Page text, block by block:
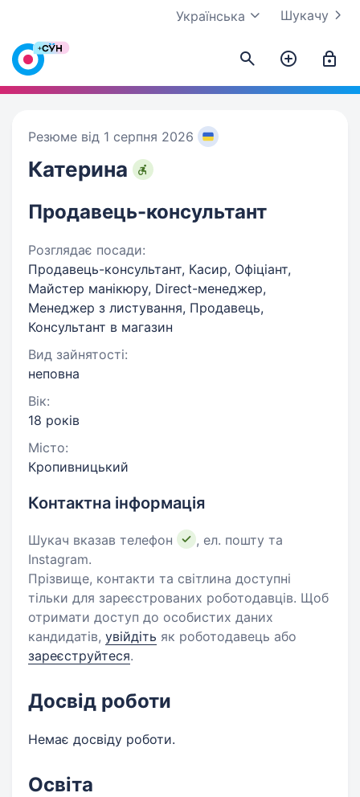
Шукачу
Українська
Резюме від 1 серпня 2026
Катерина
Продавець-консультант
Розглядає посади:
Продавець-консультант, Касир, Офіціант,
Майстер манікюру, Direct-менеджер,
Менеджер з листування, Продавець,
Консультант в магазин
Вид зайнятості:
неповна
Вік:
18 років
Місто:
Кропивницький
Контактна інформація
Шукач вказав телефон
, ел. пошту та
Instagram.
Прізвище, контакти та світлина доступні
тільки для зареєстрованих роботодавців. Щоб
отримати доступ до особистих даних
кандидатів, увійдіть як роботодавець або
зареєструйтеся.
Досвід роботи
Немає досвіду роботи.
Освіта